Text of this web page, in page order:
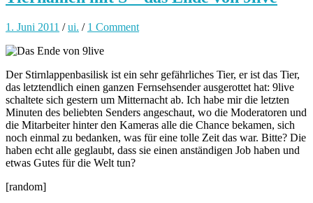
1. Juni 2011 /ui. / 1 Comment
Der Stirnlappenbasilisk ist ein sehr gefährliches Tier, er ist das Tier,
das letztendlich einen ganzen Fernsehsender ausgerottet hat: 9live
schaltete sich gestern um Mitternacht ab. Ich habe mir die letzten
Minuten des beliebten Senders angeschaut, wo die Moderatoren und
die Mitarbeiter hinter den Kameras alle die Chance bekamen, sich
noch einmal zu bedanken, was für eine tolle Zeit das war. Bitte? Die
haben echt alle geglaubt, dass sie einen anständigen Job haben und
etwas Gutes für die Welt tun?
[random]